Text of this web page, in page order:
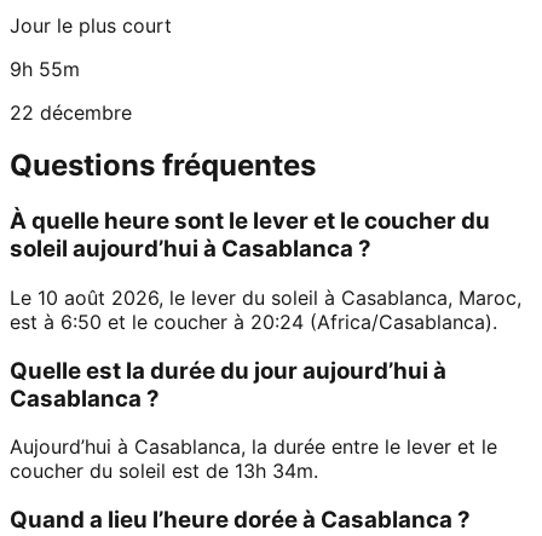
Jour le plus court
9h 55m
22 décembre
Questions fréquentes
À quelle heure sont le lever et le coucher du
soleil aujourd’hui à Casablanca ?
Le 10 août 2026, le lever du soleil à Casablanca, Maroc,
est à 6:50 et le coucher à 20:24 (Africa/Casablanca).
Quelle est la durée du jour aujourd’hui à
Casablanca ?
Aujourd’hui à Casablanca, la durée entre le lever et le
coucher du soleil est de 13h 34m.
Quand a lieu l’heure dorée à Casablanca ?